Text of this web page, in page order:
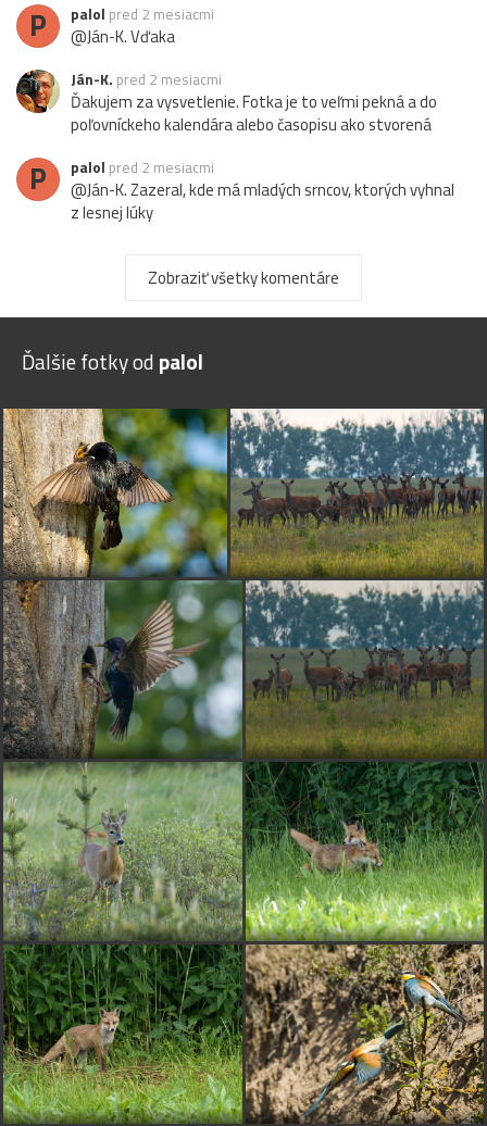
P palol pred 2 mesiacmi
@Ján-K. Vďaka
Ján-K. pred 2 mesiacmi
Ďakujem za vysvetlenie. Fotka je to veľmi pekná a do
poľovníckeho kalendára alebo časopisu ako stvorená
P palol pred 2 mesiacmi
@Ján-K. Zazeral, kde má mladých srncov, ktorých vyhnal
z lesnej lúky
Ja myslím, že zazeral zbytočne, lebo fotograf mu určite
oveľa horšie by bolo, keby sa na neho pozeral poľovník
Zobraziť všetky komentáre
Ďalšie fotky od palol